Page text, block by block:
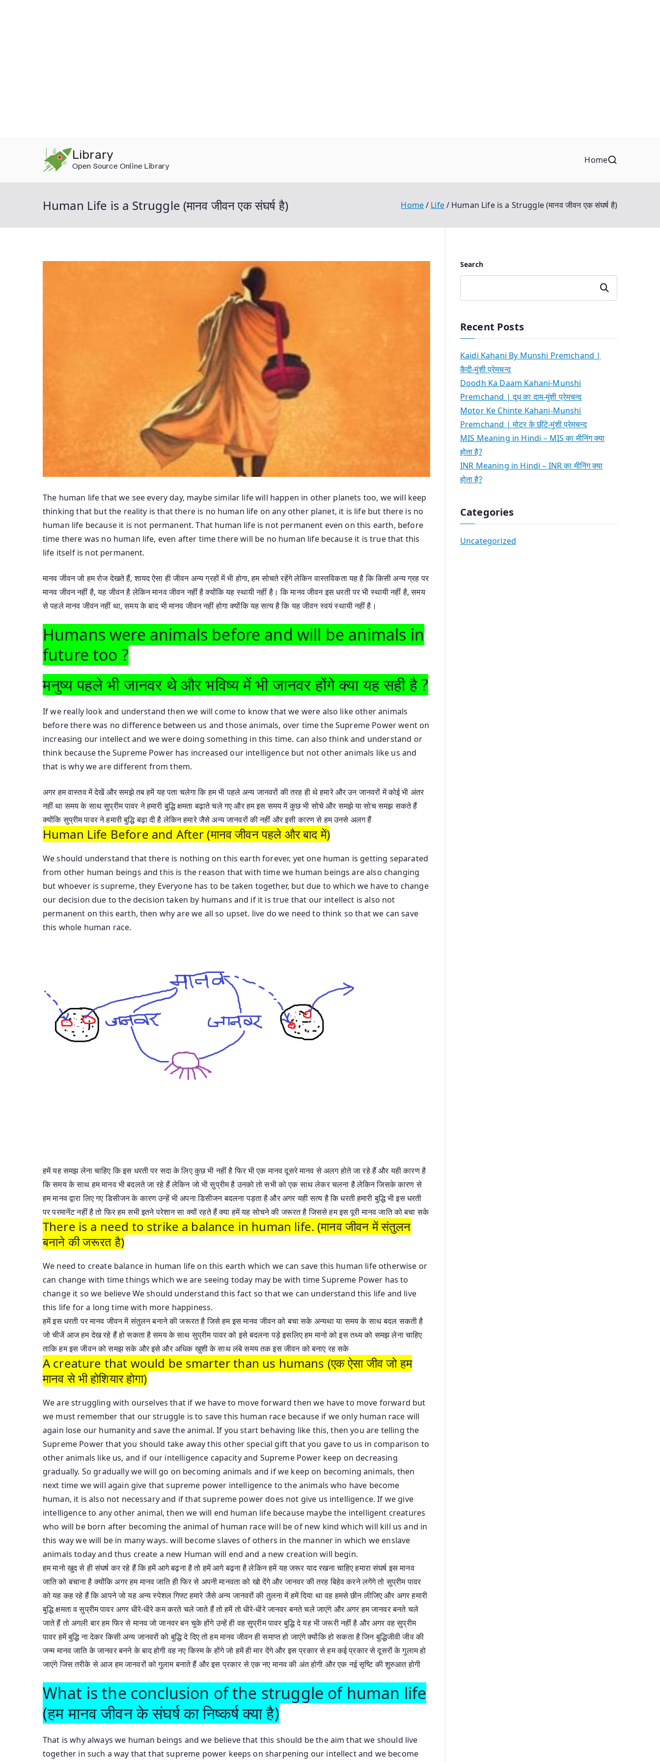
Library
Open Source Online Library
Home
Human Life is a Struggle (मानव जीवन एक संघर्ष है) Home Life Human Life is a Struggle (मानव जीवन एक संघर्ष है)
The human life that we see every day, maybe similar life will happen in other planets too, we will keep
thinking that but the reality is that there is no human life on any other planet, it is life but there is no
human life because it is not permanent. That human life is not permanent even on this earth, before
time there was no human life, even after time there will be no human life because it is true that this
life itself is not permanent.
मानव जीवन जो हम रोज देखते हैं, शायद ऐसा ही जीवन अन्य ग्रहों में भी होगा, हम सोचते रहेंगे लेकिन वास्तविकता यह है कि किसी अन्य ग्रह पर
मानव जीवन नहीं है, यह जीवन है लेकिन मानव जीवन नहीं है क्योंकि यह स्थायी नहीं है। कि मानव जीवन इस धरती पर भी स्थायी नहीं है, समय
से पहले मानव जीवन नहीं था, समय के बाद भी मानव जीवन नहीं होगा क्योंकि यह सत्य है कि यह जीवन स्वयं स्थायी नहीं है।
Humans were animals before and will be animals in
future too ?
मनुष्य पहले भी जानवर थे और भविष्य में भी जानवर होंगे क्या यह सही है ?
If we really look and understand then we will come to know that we were also like other animals
before there was no difference between us and those animals, over time the Supreme Power went on
increasing our intellect and we were doing something in this time. can also think and understand or
think because the Supreme Power has increased our intelligence but not other animals like us and
that is why we are different from them.
अगर हम वास्तव में देखें और समझे तब हमें यह पता चलेगा कि हम भी पहले अन्य जानवरों की तरह ही थे हमारे और उन जानवरों में कोई भी अंतर
नहीं था समय के साथ सुप्रीम पावर ने हमारी बुद्धि क्षमता बढ़ाते चले गए और हम इस समय में कुछ भी सोचे और समझे या सोच समझ सकते हैं
क्योंकि सुप्रीम पावर ने हमारी बुद्धि बढ़ा दी है लेकिन हमारे जैसे अन्य जानवरों की नहीं और इसी कारण से हम उनसे अलग हैं
Human Life Before and After (मानव जीवन पहले और बाद में)
We should understand that there is nothing on this earth forever, yet one human is getting separated
from other human beings and this is the reason that with time we human beings are also changing
but whoever is supreme, they Everyone has to be taken together, but due to which we have to change
our decision due to the decision taken by humans and if it is true that our intellect is also not
permanent on this earth, then why are we all so upset. live do we need to think so that we can save
this whole human race.
हमें यह समझ लेना चाहिए कि इस धरती पर सदा के लिए कुछ भी नहीं है फिर भी एक मानव दूसरे मानव से अलग होते जा रहे हैं और यही कारण है
कि समय के साथ हम मानव भी बदलते जा रहे हैं लेकिन जो भी सुप्रीम है उनको तो सभी को एक साथ लेकर चलना है लेकिन जिसके कारण से
हम मानव द्वारा लिए गए डिसीजन के कारण उन्हें भी अपना डिसीजन बदलना पड़ता है और अगर यही सत्य है कि धरती हमारी बुद्धि भी इस धरती
पर परमानेंट नहीं है तो फिर हम सभी इतने परेशान सा क्यों रहते हैं क्या हमें यह सोचने की जरूरत है जिससे हम इस पूरी मानव जाति को बचा सके
There is a need to strike a balance in human life. (मानव जीवन में संतुलन
बनाने की जरूरत है)
We need to create balance in human life on this earth which we can save this human life otherwise or
can change with time things which we are seeing today may be with time Supreme Power has to
change it so we believe We should understand this fact so that we can understand this life and live
this life for a long time with more happiness.
हमें इस धरती पर मानव जीवन में संतुलन बनाने की जरूरत है जिसे हम इस मानव जीवन को बचा सके अन्यथा या समय के साथ बदल सकती है
जो चीजें आज हम देख रहे हैं हो सकता है समय के साथ सुप्रीम पावर को इसे बदलना पड़े इसलिए हम मानो को इस तथ्य को समझ लेना चाहिए
ताकि हम इस जीवन को समझ सके और इसे और अधिक खुशी के साथ लंबे समय तक इस जीवन को बनाए रह सके
A creature that would be smarter than us humans (एक ऐसा जीव जो हम
मानव से भी होशियार होगा)
We are struggling with ourselves that if we have to move forward then we have to move forward but
we must remember that our struggle is to save this human race because if we only human race will
again lose our humanity and save the animal. If you start behaving like this, then you are telling the
Supreme Power that you should take away this other special gift that you gave to us in comparison to
other animals like us, and if our intelligence capacity and Supreme Power keep on decreasing
gradually. So gradually we will go on becoming animals and if we keep on becoming animals, then
next time we will again give that supreme power intelligence to the animals who have become
human, it is also not necessary and if that supreme power does not give us intelligence. If we give
intelligence to any other animal, then we will end human life because maybe the intelligent creatures
who will be born after becoming the animal of human race will be of new kind which will kill us and in
this way we will be in many ways. will become slaves of others in the manner in which we enslave
animals today and thus create a new Human will end and a new creation will begin.
हम मानो खुद से ही संघर्ष कर रहे हैं कि हमें आगे बढ़ना है तो हमें आगे बढ़ना है लेकिन हमें यह जरूर याद रखना चाहिए हमारा संघर्ष इस मानव
जाति को बचाना है क्योंकि अगर हम मानव जाति ही फिर से अपनी मानवता को खो देंगे और जानवर की तरह बिहेव करने लगेंगे तो सुप्रीम पावर
को यह कह रहे हैं कि आपने जो यह अन्य स्पेशल गिफ्ट हमारे जैसे अन्य जानवरों की तुलना में हमें दिया था वह हमसे छीन लीजिए और अगर हमारी
बुद्धि क्षमता व सुप्रीम पावर अगर धीरे-धीरे कम करते चले जाते हैं तो हमें तो धीरे-धीरे जानवर बनते चले जाएंगे और अगर हम जानवर बनते चले
जाते हैं तो अगली बार हम फिर से मानव जो जानवर बन चुके होंगे उन्हें ही वह सुप्रीम पावर बुद्धि दे यह भी जरूरी नहीं है और अगर वह सुप्रीम
पावर हमें बुद्धि ना देकर किसी अन्य जानवरों को बुद्धि दे दिए तो हम मानव जीवन ही समाप्त हो जाएंगे क्योंकि हो सकता है जिन बुद्धिजीवी जीव की
जन्म मानव जाति के जानवर बनने के बाद होगी वह नए किस्म के होंगे जो हमें ही मार देंगे और इस प्रकार से हम कई प्रकार से दूसरों के गुलाम हो
जाएंगे जिस तरीके से आज हम जानवरों को गुलाम बनाते हैं और इस प्रकार से एक नए मानव की अंत होगी और एक नई सृष्टि की शुरुआत होगी
What is the conclusion of the struggle of human life
(हम मानव जीवन के संघर्ष का निष्कर्ष क्या है)
That is why always we human beings and we believe that this should be the aim that we should live
together in such a way that that supreme power keeps on sharpening our intellect and we become
Search
Search
Recent Posts
Kaidi Kahani By Munshi Premchand |
कैदी-मुंशी प्रेमचन्द
Doodh Ka Daam Kahani-Munshi
Premchand | दूध का दाम-मुंशी प्रेमचन्द
Motor Ke Chinte Kahani-Munshi
Premchand | मोटर के छींटे-मुंशी प्रेमचन्द
MIS Meaning in Hindi – MIS का मीनिंग क्या
होता है?
INR Meaning in Hindi – INR का मीनिंग क्या
होता है?
Categories
Uncategorized